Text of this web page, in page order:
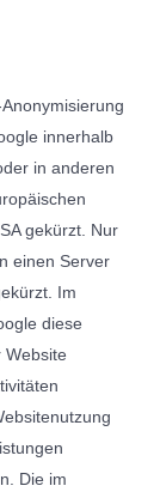
innerhalb
in anderen
gekürzt. Nur
einen Server
Im
diese
Website
Die im